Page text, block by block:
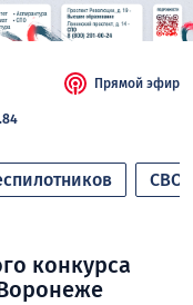
Прямой эфир
СВО
конкурса